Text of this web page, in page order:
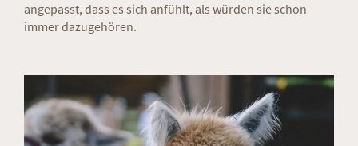
angepasst, dass es sich anfühlt, als würden sie schon
immer dazugehören.